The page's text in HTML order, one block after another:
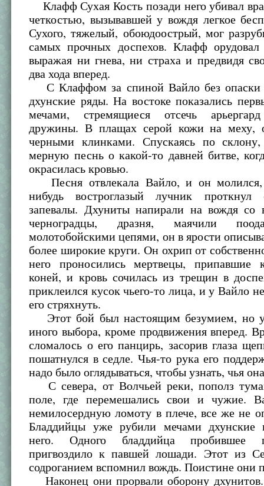
Клафф Сухая Кость позади него убивал
четкостью, вызывавшей у вождя легкое
Сухого, тяжелый, обоюдоострый, мог
самых прочных доспехов. Клафф
выражая ни гнева, ни страха и предвидя
два хода вперед.
С Клаффом за спиной Вайло без опаски
дхунские ряды. На востоке показались
мечами, стремящиеся отсечь
дружины. В плащах серой кожи на меху,
черными клинками. Спускаясь по
мерную песнь о какой-то давней битве,
окрасилась кровью.
Песня отвлекала Вайло, и он молился,
нибудь востроглазый лучник проткнул
запевалы. Дхуниты напирали на вождя со
черноградцы, дразня, маячили
молотобойскими цепями, он в ярости
более широкие круги. Он охрип от
него проносились мертвецы,
коней, и кровь сочилась из трещин в
приклеился кусок чьего-то лица, и у Вайло
его стряхнуть.
Этот бой был настоящим безумием, но
иного выбора, кроме продвижения вперед.
сломалось о его панцирь, засорив глаза
пошатнулся в седле. Чья-то рука его
надо было оглядываться, чтобы узнать, чья
С севера, от Волчьей реки, пополз
поле, где перемешались свои и чужие.
немилосердную ломоту в плече, все же не
Бладдийцы уже рубили мечами дхунские
него. Одного бладдийца пробившее
пригвоздило к павшей лошади. Этот из
содроганием вспомнил вождь. Поистине они
Наконец они прорвали оборону